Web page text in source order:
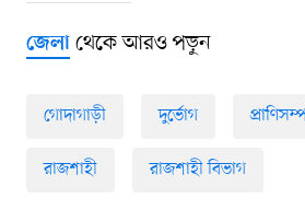
জেলাথেকে আরও পড়ুন
গোদাগাড়ী দুর্ভোগ
রাজশাহী রাজশাহী বিভাগ